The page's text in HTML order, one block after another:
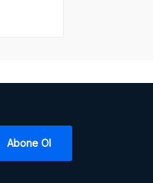
Abone Ol